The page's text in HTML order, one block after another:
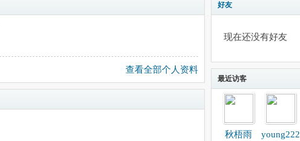
查看全部个人资料
好友
现在还没有好友
最近访客
秋梧雨
young222